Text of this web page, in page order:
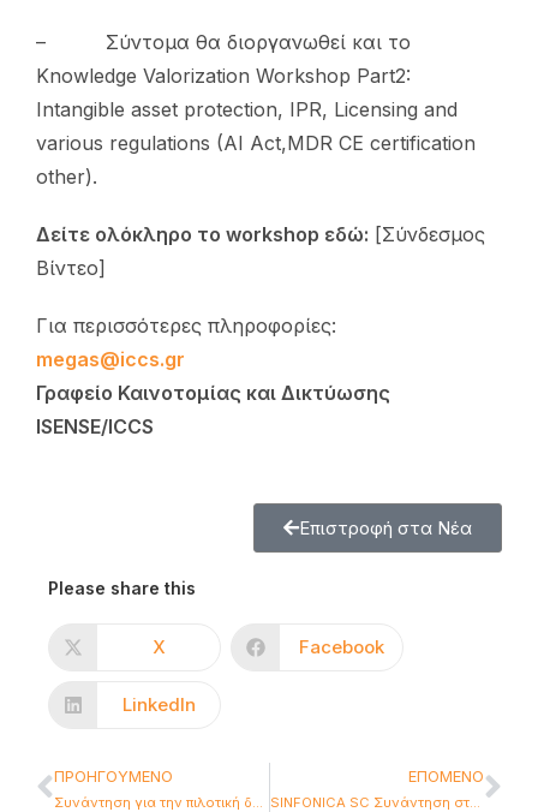
– Σύντομα θα διοργανωθεί και το
Knowledge Valorization Workshop Part2:
Intangible asset protection, IPR, Licensing and
various regulations (AI Act,MDR CE certification
other).
Δείτε ολόκληρο το workshop εδώ: [Σύνδεσμος
Βίντεο]
Για περισσότερες πληροφορίες:
megas@iccs.gr
Γραφείο Καινοτομίας και Δικτύωσης
ISENSE/ICCS
Επιστροφή στα Νέα
Please share this
X Facebook
LinkedIn
ΠΡΟΗΓΟΎΜΕΝΟ ΕΠΌΜΕΝΟ
SINFONICA SC Συνάντηση στο Παρίσι